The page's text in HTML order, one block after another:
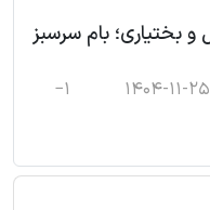
بختیاری؛ بام سرسبز